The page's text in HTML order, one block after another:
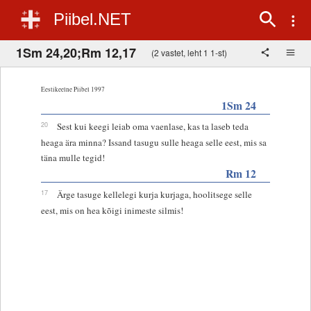
Piibel.NET
1Sm 24,20;Rm 12,17 (2 vastet, leht 1 1-st)
Eestikeelne Piibel 1997
1Sm 24
20
Sest kui keegi leiab oma vaenlase, kas ta laseb teda
heaga ära minna? Issand tasugu sulle heaga selle eest, mis sa
täna mulle tegid!
Rm 12
17
Ärge tasuge kellelegi kurja kurjaga, hoolitsege selle
eest, mis on hea kõigi inimeste silmis!